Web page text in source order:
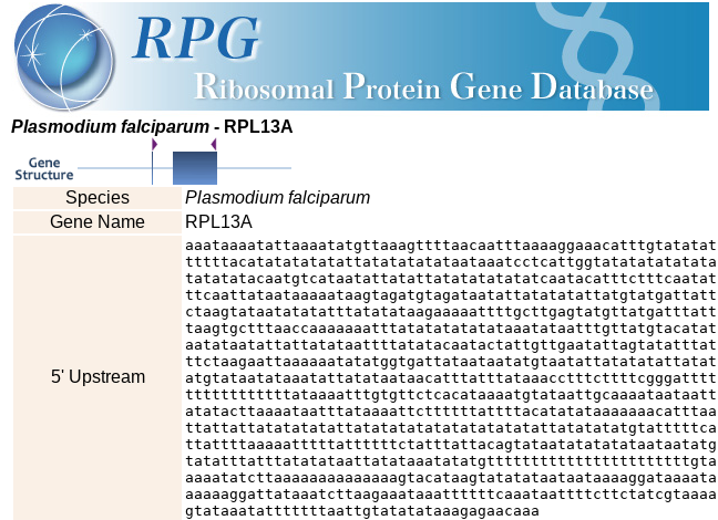
Plasmodium falciparum - RPL13A
Species
Plasmodium falciparum
Gene Name
RPL13A
5' Upstream
aaataaaatattaaaatatgttaaagttttaacaatttaaaaggaaacatttgtatatat
tttttacatatatatatattatatatatataataaatcctcattggtatatatatatata
tatatatacaatgtcataatattatattatatatatatatcaatacatttctttcaatat
ttcaattataataaaaataagtagatgtagataatattatatatattatgtatgattatt
ctaagtataatatatatttatatataagaaaaattttgcttgagtatgttatgatttatt
taagtgctttaaccaaaaaaatttatatatatatataaatataatttgttatgtacatat
aatataatattattatataattttatatacaatactattgttgaatattagtatatttat
ttctaagaattaaaaaatatatggtgattataataatatgtaatattatatatattatat
atgtataatataaatattatataataacatttatttataaacctttcttttcgggatttt
ttttttttttttataaaatttgtgttctcacataaaatgtataattgcaaaataataatt
atatacttaaaataatttataaaattcttttttattttacatatataaaaaaacatttaa
ttattattatatatatattatatatatatatatatatatattatatatatgtatttttca
ttattttaaaaatttttattttttctatttattacagtataatatatatataataatatg
tatatttatttatatataattatataaatatatgtttttttttttttttttttttttgta
aaaatatcttaaaaaaaaaaaaaagtacataagtatatataataataaaaggataaaata
aaaaaggattataaatcttaagaaataaattttttcaaataattttcttctatcgtaaaa
gtataaatatttttttaattgtatatataaagagaacaaa